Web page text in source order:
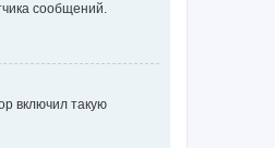
сообщений.
включил такую